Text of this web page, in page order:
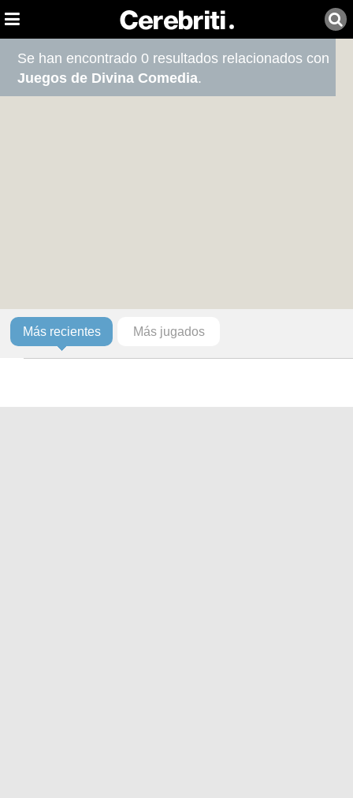
Se han encontrado 0 resultados relacionados con
Juegos de Divina Comedia.
Más recientes Más jugados